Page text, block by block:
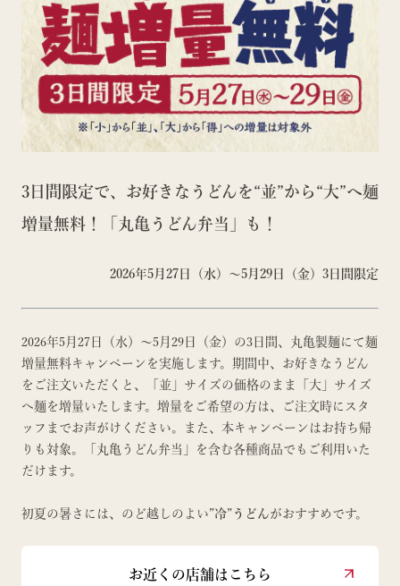
3日間限定で、お好きなうどんを“並”から“大”へ麺
増量無料！「丸亀うどん弁当」も！
2026年5月27日（水）～5月29日（金）3日間限定
2026年5月27日（水）～5月29日（金）の3日間、丸亀製麺にて麺
増量無料キャンペーンを実施します。期間中、お好きなうどん
をご注文いただくと、「並」サイズの価格のまま「大」サイズ
へ麺を増量いたします。増量をご希望の方は、ご注文時にスタ
ッフまでお声がけください。また、本キャンペーンはお持ち帰
りも対象。「丸亀うどん弁当」を含む各種商品でもご利用いた
だけます。
初夏の暑さには、のど越しのよい”冷”うどんがおすすめです。
お近くの店舗はこちら